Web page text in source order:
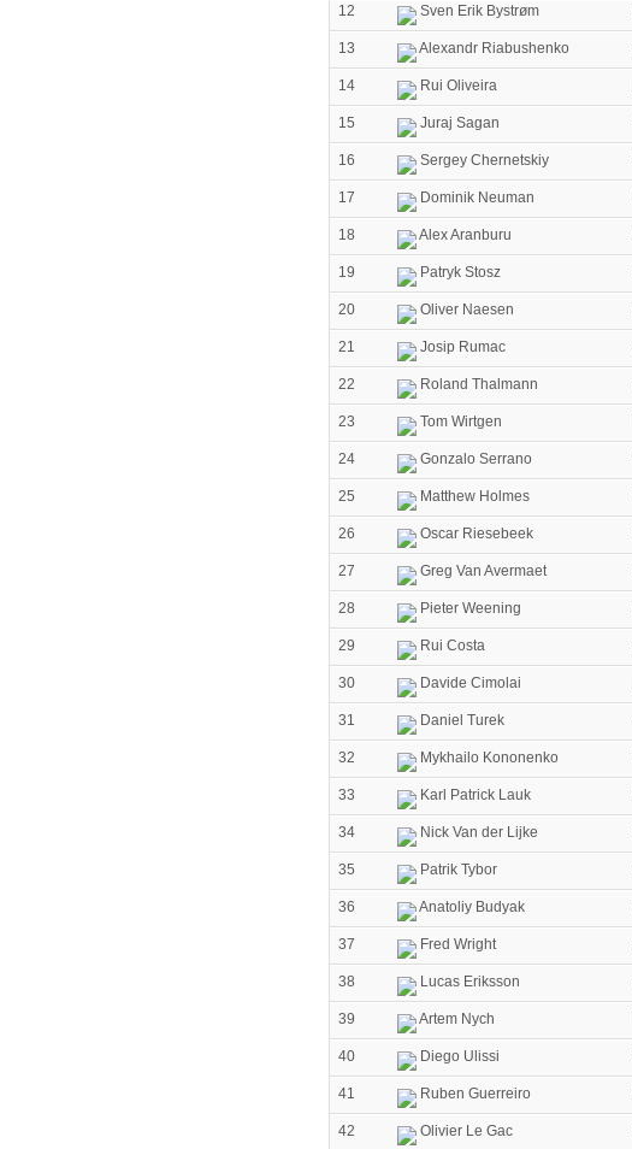
12 Sven Erik Bystrøm
13 Alexandr Riabushenko
14 Rui Oliveira
15 Juraj Sagan
16 Sergey Chernetskiy
17 Dominik Neuman
18 Alex Aranburu
19 Patryk Stosz
20 Oliver Naesen
21 Josip Rumac
22 Roland Thalmann
23 Tom Wirtgen
24 Gonzalo Serrano
25 Matthew Holmes
26 Oscar Riesebeek
27 Greg Van Avermaet
28 Pieter Weening
29 Rui Costa
30 Davide Cimolai
31 Daniel Turek
32 Mykhailo Kononenko
33 Karl Patrick Lauk
34 Nick Van der Lijke
35 Patrik Tybor
36 Anatoliy Budyak
37 Fred Wright
38 Lucas Eriksson
39 Artem Nych
40 Diego Ulissi
41 Ruben Guerreiro
42 Olivier Le Gac